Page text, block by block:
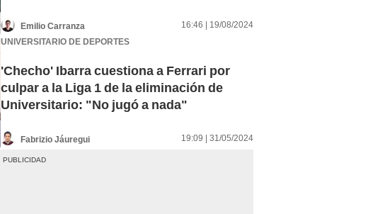
Emilio Carranza
16:46 | 19/08/2024
UNIVERSITARIO DE DEPORTES
'Checho' Ibarra cuestiona a Ferrari por
culpar a la Liga 1 de la eliminación de
Universitario: "No jugó a nada"
Fabrizio Jáuregui 19:09 | 31/05/2024